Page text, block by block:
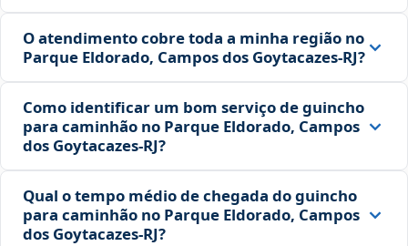
O atendimento cobre toda a minha região no
Parque Eldorado, Campos dos Goytacazes‑RJ?
Como identificar um bom serviço de guincho
para caminhão no Parque Eldorado, Campos
dos Goytacazes‑RJ?
Qual o tempo médio de chegada do guincho
para caminhão no Parque Eldorado, Campos
dos Goytacazes‑RJ?